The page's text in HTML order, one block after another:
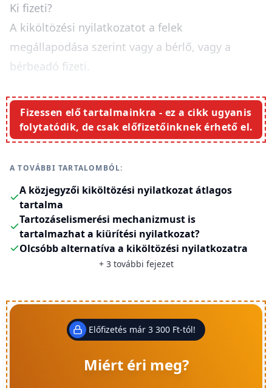
Ki fizeti?
A kiköltözési nyilatkozatot a felek
megállapodása szerint vagy a bérlő, vagy a
bérbeadó fizeti.
Fizessen elő tartalmainkra - ez a cikk ugyanis
folytatódik, de csak előfizetőinknek érhető el.
A TOVÁBBI TARTALOMBÓL:
A közjegyzői kiköltözési nyilatkozat átlagos
tartalma
Tartozáselismerési mechanizmust is
tartalmazhat a kiürítési nyilatkozat?
Olcsóbb alternatíva a kiköltözési nyilatkozatra
+ 3további fejezet
Előfizetés már 3 300 Ft-tól!
Miért éri meg?